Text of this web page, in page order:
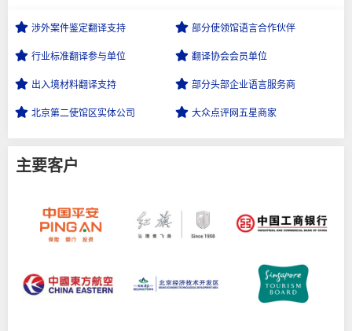
涉外案件鉴定翻译支持 部分使领馆语言合作伙伴
行业标准翻译参与单位 翻译协会会员单位
出入境材料翻译支持 部分头部企业语言服务商
北京第二使馆区实体公司 大众点评网五星商家
主要客户